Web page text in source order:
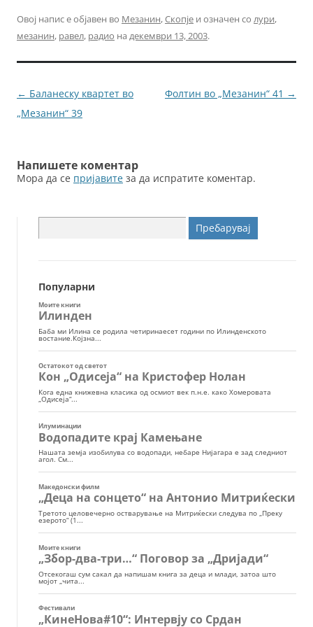
c
e
b
o
o
itt
er
ai
l
ss
e
n
g
Овој напис е објавен во Мезанин,Скопје и означен со лури,
мезанин, равел, радио на декември 13, 2003.
Навигација
за
← Баланеску квартет во
„Мезанин“ 39
Фолтин во „Мезанин“ 41 →
Напишете коментар
Мора да се пријавите за да испратите коментар.
за:
Популарни